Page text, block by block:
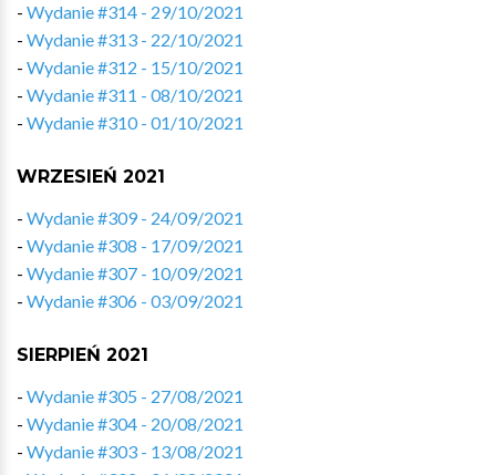
- Wydanie #314 - 29/10/2021
- Wydanie #313 - 22/10/2021
- Wydanie #312 - 15/10/2021
- Wydanie #311 - 08/10/2021
- Wydanie #310 - 01/10/2021
WRZESIEŃ 2021
- Wydanie #309 - 24/09/2021
- Wydanie #308 - 17/09/2021
- Wydanie #307 - 10/09/2021
- Wydanie #306 - 03/09/2021
SIERPIEŃ 2021
- Wydanie #305 - 27/08/2021
- Wydanie #304 - 20/08/2021
- Wydanie #303 - 13/08/2021